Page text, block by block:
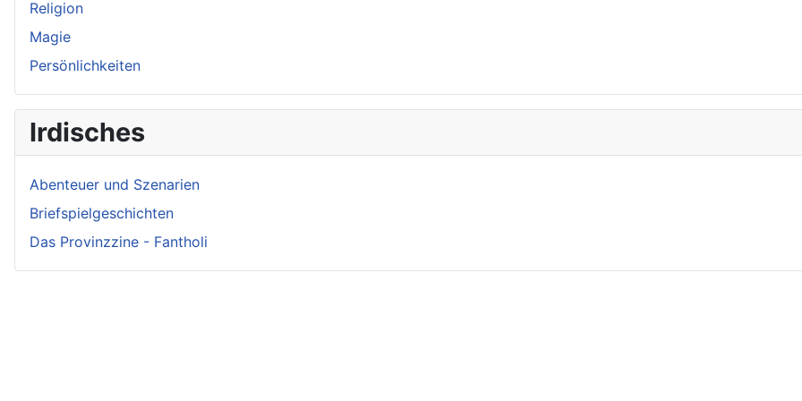
Religion
Magie
Persönlichkeiten
Irdisches
Abenteuer und Szenarien
Briefspielgeschichten
Das Provinzzine - Fantholi